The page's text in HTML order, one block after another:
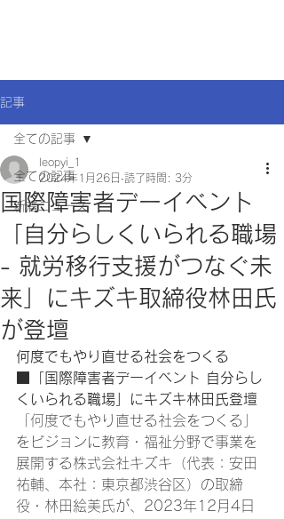
記事
全ての記事
新着ニュース
全ての記事
国際障害者デーイベント
「自分らしくいられる職場
- 就労移行支援がつなぐ未
来」にキズキ取締役林田氏
が登壇
leopyi_1
2024年1月26日 読了時間: 3分
何度でもやり直せる社会をつくる
■「国際障害者デーイベント 自分らし
くいられる職場」にキズキ林田氏登壇
「何度でもやり直せる社会をつくる」
をビジョンに教育・福祉分野で事業を
展開する株式会社キズキ（代表：安田
祐輔、本社：東京都渋谷区）の取締
役・林田絵美氏が、2023年12月4日